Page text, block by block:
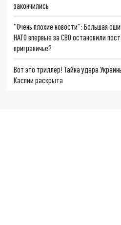
закончились
"Очень плохие новости": Большая
НАТО впервые за СВО остановили
приграничье?
Вот это триллер! Тайна удара
Каспии раскрыта